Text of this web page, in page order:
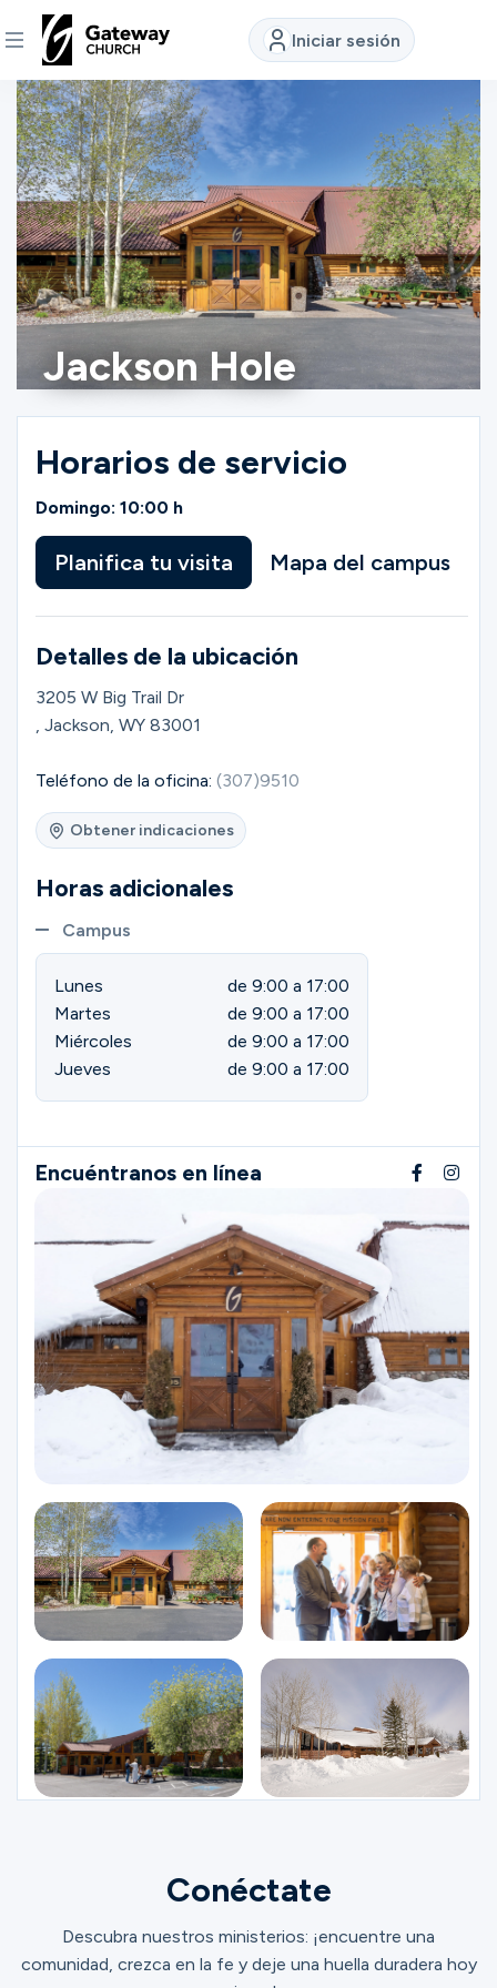
Iniciar sesión
DESCUBRE
Quiénes
somos
Ver
Ubicaciones
Ministerios
Dar
Buscar
Español
Jackson Hole
Horarios de servicio
Domingo: 10:00 h
Planifica tu visita Mapa del campus
Detalles de la ubicación
3205 W Big Trail Dr
, Jackson, WY 83001
Teléfono de la oficina: (307)9510
Obtener indicaciones
Horas adicionales
Campus
Lunes
de 9:00 a 17:00
Martes
de 9:00 a 17:00
Miércoles
de 9:00 a 17:00
Jueves
de 9:00 a 17:00
Encuéntranos en línea
Conéctate
Descubra nuestros ministerios: ¡encuentre una
comunidad, crezca en la fe y deje una huella duradera hoy